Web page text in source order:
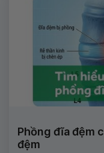
Phồng đĩa đệm
đệm